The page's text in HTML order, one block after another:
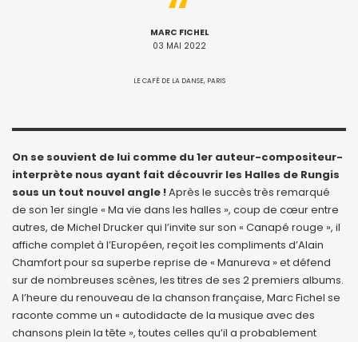
MARC FICHEL
03 MAI 2022
LE CAFÉ DE LA DANSE, PARIS
On se souvient de lui comme du 1er auteur-compositeur-
interprète nous ayant fait découvrir les Halles de Rungis
sous un tout nouvel angle !Après le succès très remarqué
de son 1er single « Ma vie dans les halles », coup de cœur entre
autres, de Michel Drucker qui l’invite sur son « Canapé rouge », il
affiche complet à l’Européen, reçoit les compliments d’Alain
Chamfort pour sa superbe reprise de « Manureva » et défend
sur de nombreuses scènes, les titres de ses 2 premiers albums.
A l’heure du renouveau de la chanson française, Marc Fichel se
raconte comme un « autodidacte de la musique avec des
chansons plein la tête », toutes celles qu’il a probablement